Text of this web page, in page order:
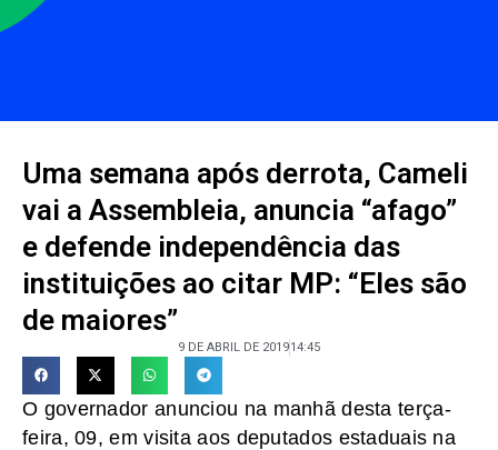
Uma semana após derrota, Cameli
vai a Assembleia, anuncia “afago”
e defende independência das
instituições ao citar MP: “Eles são
de maiores”
9 DE ABRIL DE 201914:45
O governador anunciou na manhã desta terça-
feira, 09, em visita aos deputados estaduais na